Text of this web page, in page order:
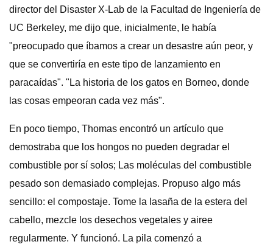
director del Disaster X-Lab de la Facultad de Ingeniería de
UC Berkeley, me dijo que, inicialmente, le había
"preocupado que íbamos a crear un desastre aún peor, y
que se convertiría en este tipo de lanzamiento en
paracaídas". "La historia de los gatos en Borneo, donde
las cosas empeoran cada vez más".
En poco tiempo, Thomas encontró un artículo que
demostraba que los hongos no pueden degradar el
combustible por sí solos; Las moléculas del combustible
pesado son demasiado complejas. Propuso algo más
sencillo: el compostaje. Tome la lasaña de la estera del
cabello, mezcle los desechos vegetales y airee
regularmente. Y funcionó. La pila comenzó a